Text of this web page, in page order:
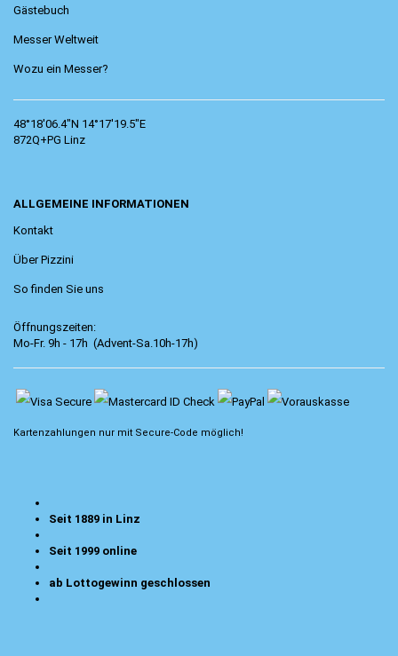
Gästebuch
Messer Weltweit
Wozu ein Messer?
48°18'06.4"N 14°17'19.5"E
872Q+PG Linz
ALLGEMEINE INFORMATIONEN
Kontakt
Über Pizzini
So finden Sie uns
Öffnungszeiten:
Mo-Fr. 9h - 17h (Advent-Sa.10h-17h)
Kartenzahlungen nur mit Secure-Code möglich!
Seit 1889 in Linz
Seit 1999 online
ab Lottogewinn geschlossen